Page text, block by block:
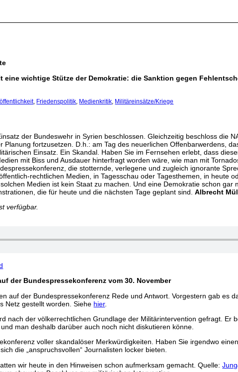
eine wichtige Stütze der Demokratie: die Sanktion gegen
, Friedenspolitik, Medienkritik, Militäreinsätze/Kriege
der Bundeswehr in Syrien beschlossen. Gleichzeitig beschloss die
Planung fortzusetzen. D.h.: am Tag des neuerlichen Offenbarwerdens,
Einsatz. Ein Skandal. Haben Sie im Fernsehen erlebt, dass
mit Biss und Ausdauer hinterfragt worden wäre, wie man mit
die stotternde, verlegene und zugleich ignorante
rechtlichen Medien, in Tagesschau oder Tagesthemen, in heute
Medien ist kein Staat zu machen. Und eine Demokratie schon
die für heute und die nächsten Tage geplant sind.Albrecht
verfügbar.
der Bundespressekonferenz vom 30. November
auf der Bundespressekonferenz Rede und Antwort. Vorgestern gab es
Netz gestellt worden. Siehe hier.
nach der völkerrechtlichen Grundlage der Militärintervention gefragt.
man deshalb darüber auch noch nicht diskutieren könne.
voller skandalöser Merkwürdigkeiten. Haben Sie irgendwo
die „anspruchsvollen“ Journalisten locker bieten.
wir heute in den Hinweisen schon aufmerksam gemacht. Quelle: